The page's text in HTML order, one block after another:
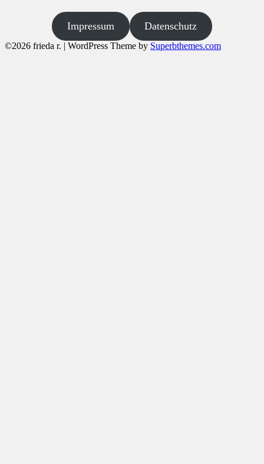
Impressum Datenschutz
©2026 frieda r. | WordPress Theme by Superbthemes.com